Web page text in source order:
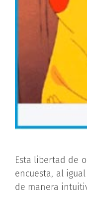
Esta libertad de
encuesta, al
de manera